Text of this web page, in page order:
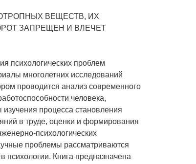
ВЕЩЕСТВ, ИХ
ЗАПРЕЩЕН И ВЛЕЧЕТ
психологических проблем
многолетних исследований
проводится анализ современного
человека,
процесса становления
в труде, оценки и формирования
психологических
проблемы рассматриваются
психологии. Книга предназначена